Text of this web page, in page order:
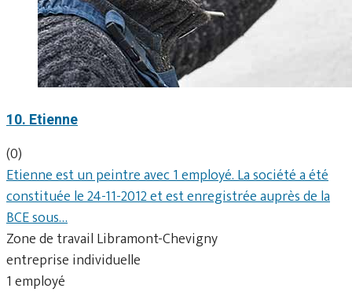
10. Etienne
(0)
Etienne est un peintre avec 1 employé. La société a été
constituée le 24-11-2012 et est enregistrée auprès de la
BCE sous…
Zone de travail Libramont-Chevigny
entreprise individuelle
1 employé